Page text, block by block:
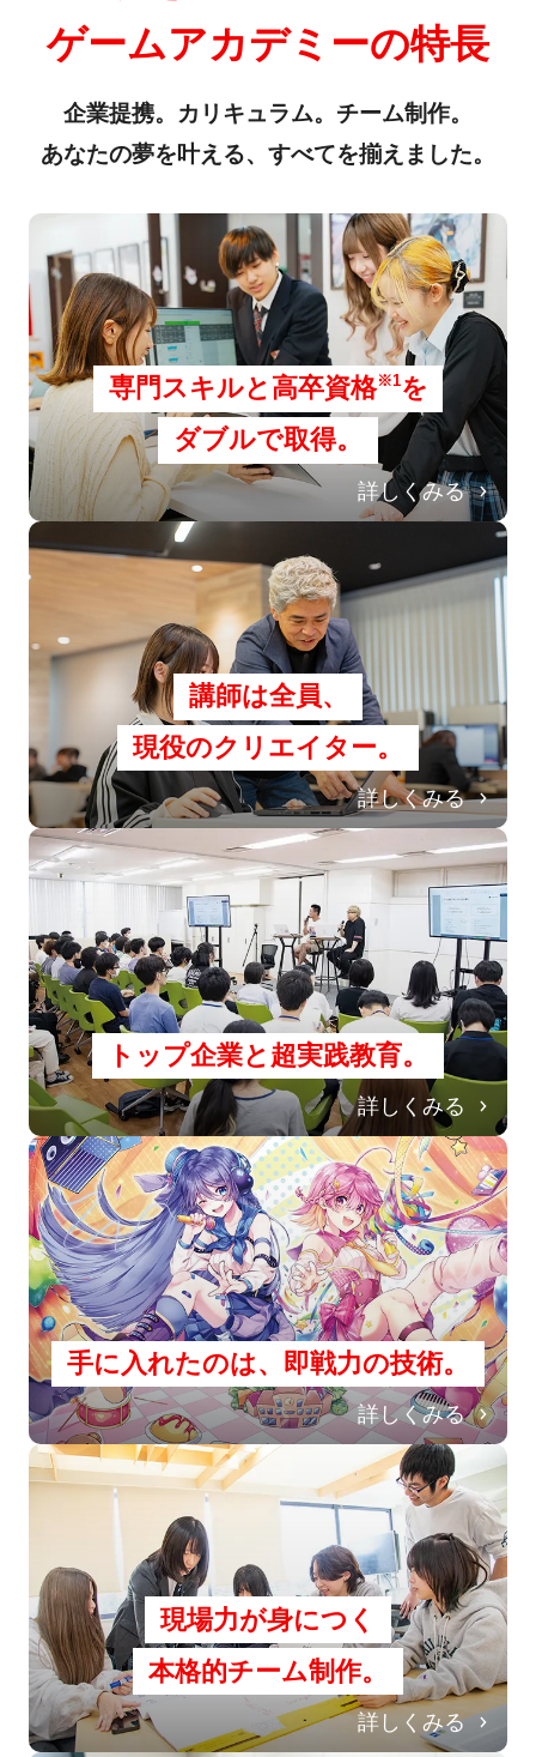
ゲームアカデミーの特長
企業提携。カリキュラム。チーム制作。
あなたの夢を叶える、すべてを揃えました。
専門スキルと高卒資格※1を
ダブルで取得。
詳しくみる
講師は全員、
現役のクリエイター。
詳しくみる
トップ企業と超実践教育。
詳しくみる
手に入れたのは、即戦力の技術。
詳しくみる
現場力が身につく
本格的チーム制作。
詳しくみる